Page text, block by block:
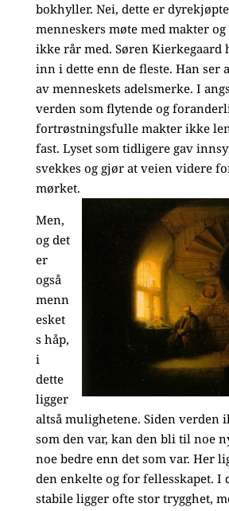
bokhyller. Nei, dette er
menneskers møte med makter
ikke rår med. Søren Kierkegaard
inn i dette enn de fleste. Han ser
av menneskets adelsmerke. I
verden som flytende og
fortrøstningsfulle makter ikke
fast. Lyset som tidligere gav
svekkes og gjør at veien videre
mørket.
Men,
og det
er
også
menn
esket
s håp,
i
dette
ligger
altså mulighetene. Siden verden
som den var, kan den bli til noe
noe bedre enn det som var. Her
den enkelte og for fellesskapet. I
stabile ligger ofte stor trygghet,